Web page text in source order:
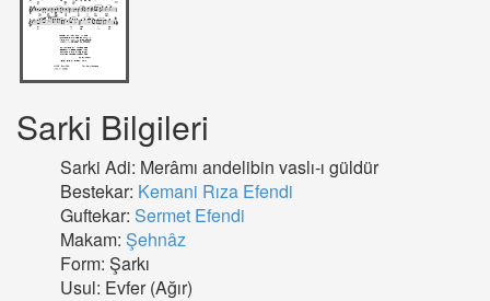
Sarki Bilgileri
Sarki Adi: Merâmı andelibin vaslı-ı güldür
Bestekar: Kemani Rıza Efendi
Guftekar: Sermet Efendi
Makam: Şehnâz
Form: Şarkı
Usul: Evfer (Ağır)